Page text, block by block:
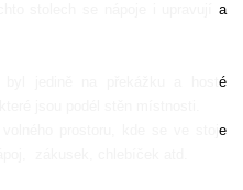
stolech se nápoje i upravují a
a hosté
jsou podél stěn místnosti.
prostoru, kde se ve stoje